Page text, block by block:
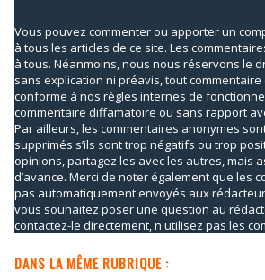
Vous pouvez commenter ou apporter un
à tous les articles de ce site. Les
à tous. Néanmoins, nous nous réservons le
sans explication ni préavis, tout
conforme à nos règles internes de
commentaire diffamatoire ou sans rapport
Par ailleurs, les commentaires anonymes
supprimés s’ils sont trop négatifs ou trop
opinions, partagez les avec les autres, mais
d’avance. Merci de noter également que les
pas automatiquement envoyés aux
vous souhaitez poser une question au
contactez-le directement, n'utilisez pas les
DANS LA MÊME RUBRIQUE :